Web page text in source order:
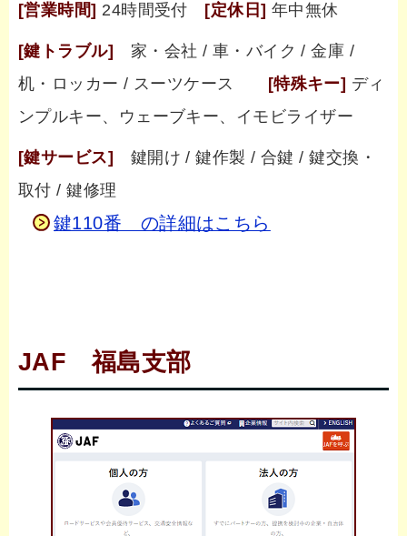
[営業時間] 24時間受付 [定休日] 年中無休
[鍵トラブル]
家・会社 / 車・バイク / 金庫 /
机・ロッカー / スーツケース
[特殊キー] ディ
ンプルキー、ウェーブキー、イモビライザー
[鍵サービス]
鍵開け / 鍵作製 / 合鍵 / 鍵交換・
取付 / 鍵修理
鍵110番 の詳細はこちら
JAF 福島支部